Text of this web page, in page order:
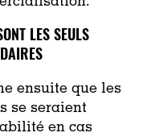
LES SEULS
ensuite que les
se seraient
en cas